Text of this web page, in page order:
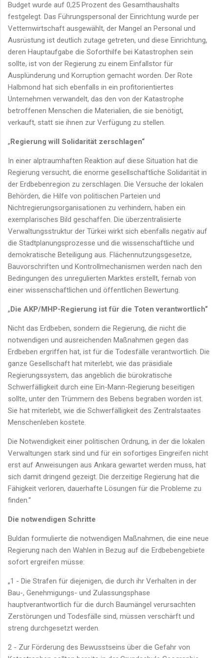
Budget wurde auf 0,25 Prozent des Gesamthaushalts
festgelegt. Das Führungspersonal der Einrichtung wurde per
Vetternwirtschaft ausgewählt, der Mangel an Personal und
Ausrüstung ist deutlich zutage getreten, und diese Einrichtung,
deren Hauptaufgabe die Soforthilfe bei Katastrophen sein
sollte, ist von der Regierung zu einem Einfallstor für
Ausplünderung und Korruption gemacht worden. Der Rote
Halbmond hat sich ebenfalls in ein profitorientiertes
Unternehmen verwandelt, das den von der Katastrophe
betroffenen Menschen die Materialien, die sie benötigt,
verkauft, statt sie ihnen zur Verfügung zu stellen.
„Regierung will Solidarität zerschlagen“
In einer alptraumhaften Reaktion auf diese Situation hat die
Regierung versucht, die enorme gesellschaftliche Solidarität in
der Erdbebenregion zu zerschlagen. Die Versuche der lokalen
Behörden, die Hilfe von politischen Parteien und
Nichtregierungsorganisationen zu verhindern, haben ein
exemplarisches Bild geschaffen. Die überzentralisierte
Verwaltungsstruktur der Türkei wirkt sich ebenfalls negativ auf
die Stadtplanungsprozesse und die wissenschaftliche und
demokratische Beteiligung aus. Flächennutzungsgesetze,
Bauvorschriften und Kontrollmechanismen werden nach den
Bedingungen des unregulierten Marktes erstellt, fernab von
einer wissenschaftlichen und öffentlichen Bewertung.
„Die AKP/MHP-Regierung ist für die Toten verantwortlich“
Nicht das Erdbeben, sondern die Regierung, die nicht die
notwendigen und ausreichenden Maßnahmen gegen das
Erdbeben ergriffen hat, ist für die Todesfälle verantwortlich. Die
ganze Gesellschaft hat miterlebt, wie das präsidiale
Regierungssystem, das angeblich die bürokratische
Schwerfälligkeit durch eine Ein-Mann-Regierung beseitigen
sollte, unter den Trümmern des Bebens begraben worden ist.
Sie hat miterlebt, wie die Schwerfälligkeit des Zentralstaates
Menschenleben kostete.
Die Notwendigkeit einer politischen Ordnung, in der die lokalen
Verwaltungen stark sind und für ein sofortiges Eingreifen nicht
erst auf Anweisungen aus Ankara gewartet werden muss, hat
sich damit dringend gezeigt. Die derzeitige Regierung hat die
Fähigkeit verloren, dauerhafte Lösungen für die Probleme zu
finden.“
Die notwendigen Schritte
Buldan formulierte die notwendigen Maßnahmen, die eine neue
Regierung nach den Wahlen in Bezug auf die Erdbebengebiete
sofort ergreifen müsse:
„1 - Die Strafen für diejenigen, die durch ihr Verhalten in der
Bau-, Genehmigungs- und Zulassungsphase
hauptverantwortlich für die durch Baumängel verursachten
Zerstörungen und Todesfälle sind, müssen verschärft und
streng durchgesetzt werden.
2 - Zur Förderung des Bewusstseins über die Gefahr von